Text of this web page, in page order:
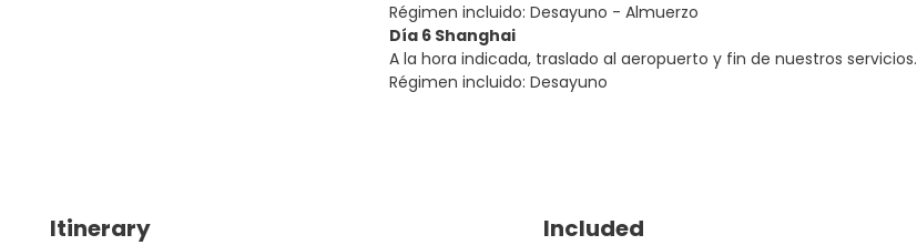
Régimen incluido: Desayuno - Almuerzo
Día 6 Shanghai
A la hora indicada, traslado al aeropuerto y fin de nuestros servicios.
Régimen incluido: Desayuno
Itinerary Included